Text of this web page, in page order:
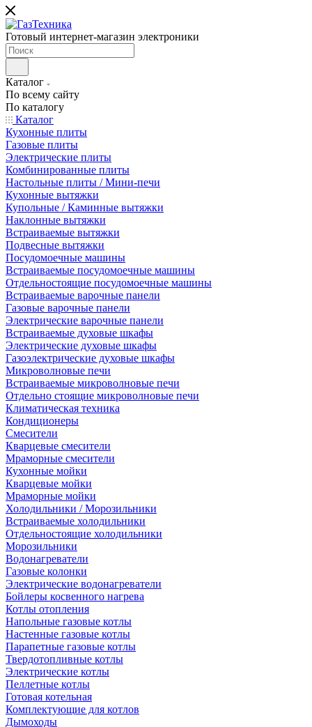
Готовый интернет-магазин электроники
Каталог
По всему сайту
По каталогу
Каталог
Кухонные плиты
Газовые плиты
Электрические плиты
Комбинированные плиты
Настольные плиты / Мини-печи
Кухонные вытяжки
Купольные / Каминные вытяжки
Наклонные вытяжки
Встраиваемые вытяжки
Подвесные вытяжки
Посудомоечные машины
Встраиваемые посудомоечные машины
Отдельностоящие посудомоечные машины
Встраиваемые варочные панели
Газовые варочные панели
Электрические варочные панели
Встраиваемые духовые шкафы
Электрические духовые шкафы
Газоэлектрические духовые шкафы
Микроволновые печи
Встраиваемые микроволновые печи
Отдельно стоящие микроволновые печи
Климатическая техника
Кондиционеры
Смесители
Кварцевые смесители
Мраморные смесители
Кухонные мойки
Кварцевые мойки
Мраморные мойки
Холодильники / Морозильники
Встраиваемые холодильники
Отдельностоящие холодильники
Морозильники
Водонагреватели
Газовые колонки
Электрические водонагреватели
Бойлеры косвенного нагрева
Котлы отопления
Напольные газовые котлы
Настенные газовые котлы
Парапетные газовые котлы
Твердотопливные котлы
Электрические котлы
Пеллетные котлы
Готовая котельная
Комплектующие для котлов
Дымоходы